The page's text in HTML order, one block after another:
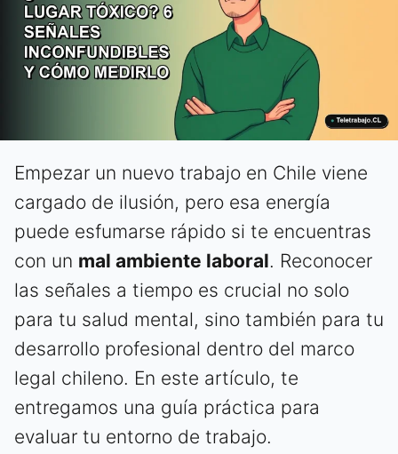
Empezar un nuevo trabajo en Chile viene
cargado de ilusión, pero esa energía
puede esfumarse rápido si te encuentras
con un mal ambiente laboral. Reconocer
las señales a tiempo es crucial no solo
para tu salud mental, sino también para tu
desarrollo profesional dentro del marco
legal chileno. En este artículo, te
entregamos una guía práctica para
evaluar tu entorno de trabajo.